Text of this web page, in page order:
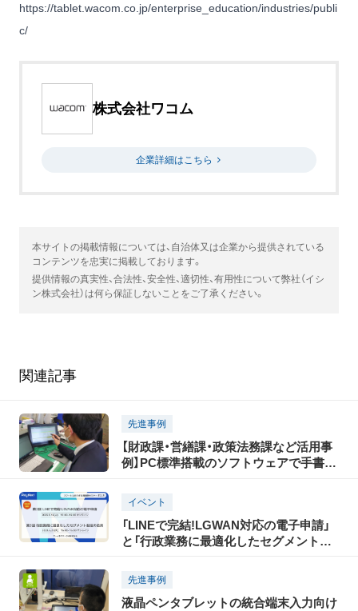
https://tablet.wacom.co.jp/enterprise_education/industries/publi
c/
株式会社ワコム
企業詳細はこちら
本サイトの掲載情報については、自治体又は企業から提供されている
コンテンツを忠実に掲載しております。
提供情報の真実性、合法性、安全性、適切性、有用性について弊社（イシ
ン株式会社）は何ら保証しないことをご了承ください。
関連記事
先進事例
【財政課・営繕課・政策法務課など活用事
例】PC標準搭載のソフトウェアで手書き
イベント
「LINEで完結!LGWAN対応の電子申請」
と「行政業務に最適化したセグメント配
活用事例セミナーを5月に開催
先進事例
液晶ペンタブレットの統合端末入力向け